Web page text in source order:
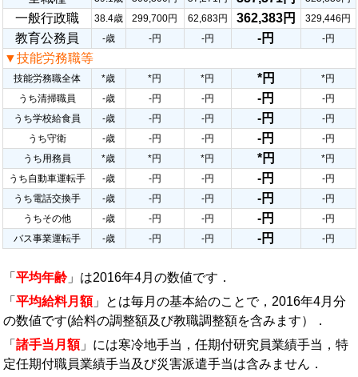
一般行政職 38.4歳 299,700円 62,683円 362,383円 329,446円
教育公務員 -歳 -円 -円 -円 -円
▼技能労務職等
技能労務職全体 *歳 *円 *円 *円
*円
うち清掃職員
-歳 -円 -円 -円
-円
うち学校給食員
-歳 -円 -円 -円
-円
うち守衛
-歳 -円 -円 -円
-円
うち用務員
*歳 *円 *円 *円
*円
うち自動車運転手
-歳 -円 -円 -円
-円
うち電話交換手
-歳 -円 -円 -円
-円
うちその他
-歳 -円 -円 -円
-円
バス事業運転手
-歳 -円 -円 -円 -円
「 平均年齢 」は2016年4月の数値です．
「 平均給料月額」とは毎月の基本給のことで，2016年4月分
の数値です(給料の調整額及び教職調整額を含みます）．
「 諸手当月額」には寒冷地手当，任期付研究員業績手当，特
定任期付職員業績手当及び災害派遣手当は含みません．